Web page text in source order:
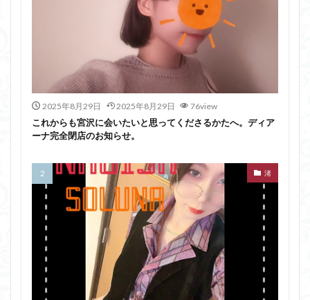
2025年8月29日 2025年8月29日 76view
これからも宮沢に会いたいと思ってくださるかたへ。ディア
ーナ完全閉店のお知らせ。
渚